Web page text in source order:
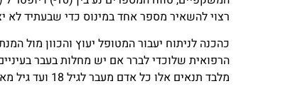
רצוי להשאיר מספר אחד במינוס כדי שבעתיד
כהכנה לניתוח יעבור המטופל יעוץ והכוון מול
הרפואית שלוכדי לברר אם יש מחלות בעבר
מלבד תנאים אלו כל אדם מעבר לגיל 18 ועד גיל מאוחר יחסית יכול לעבור ניתוח להסרת משקפיים בלייזר.